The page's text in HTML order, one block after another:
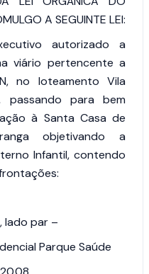
A SEGUINTE LEI:
autorizado a
viário pertencente a
no loteamento Vila
passando para bem
à Santa Casa de
objetivando a
Infantil, contendo
lado par –
Parque Saúde